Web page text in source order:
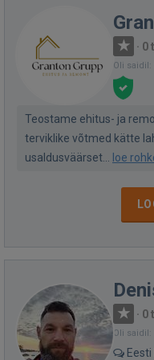
· 0
Oli saidil:
Teostame ehitus- ja
terviklike võtmed kätte
usaldusväärset...
loe
· 0
Oli